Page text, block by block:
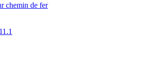
chemin de fer